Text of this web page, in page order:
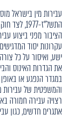
עבירות מין בישראל
עקרונות יסוד
את הגדרות האינוס
במגדר הנפגע או
והמשפטית של עבירות
רצויה עבירה חמורה
אתגרים חדשים, כגון